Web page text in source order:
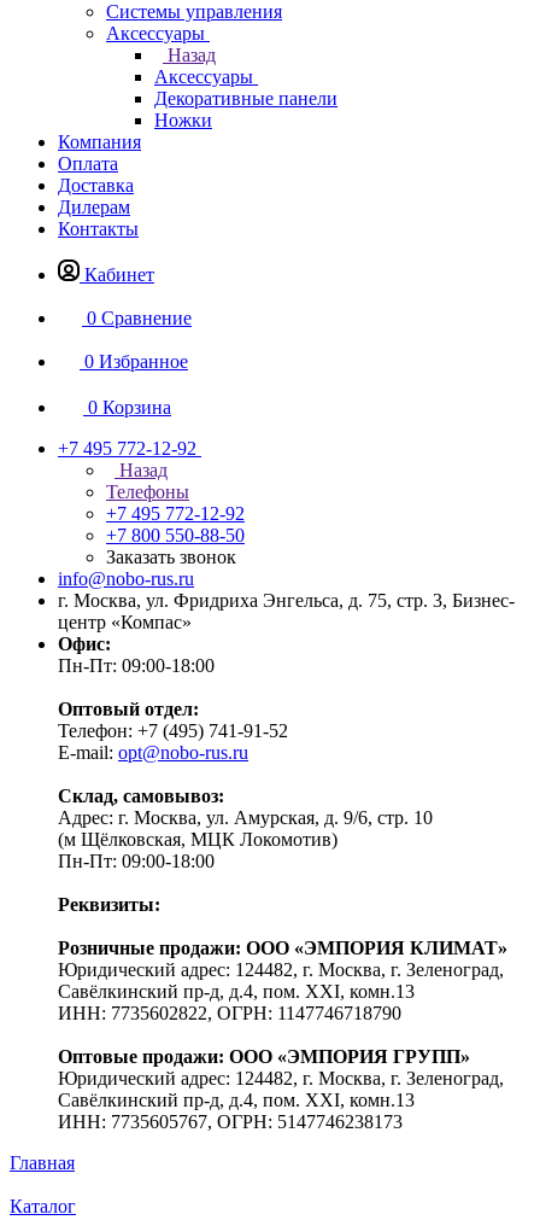
Системы управления
Аксессуары
Назад
Аксессуары
Декоративные панели
Ножки
Компания
Оплата
Доставка
Дилерам
Контакты
Кабинет
0 Сравнение
0 Избранное
0 Корзина
+7 495 772-12-92
Назад
Телефоны
+7 495 772-12-92
+7 800 550-88-50
Заказать звонок
info@nobo-rus.ru
г. Москва, ул. Фридриха Энгельса, д. 75, стр. 3, Бизнес-
центр «Компас»
Офис:
Пн-Пт: 09:00-18:00
Оптовый отдел:
Телефон: +7 (495) 741-91-52
E-mail: opt@nobo-rus.ru
Склад, самовывоз:
Адрес: г. Москва, ул. Амурская, д. 9/6, стр. 10
(м Щёлковская, МЦК Локомотив)
Пн-Пт: 09:00-18:00
Реквизиты:
Розничные продажи: ООО «ЭМПОРИЯ КЛИМАТ»
Юридический адрес: 124482, г. Москва, г. Зеленоград,
Савёлкинский пр-д, д.4, пом. XXI, комн.13
ИНН: 7735602822, ОГРН: 1147746718790
Оптовые продажи: ООО «ЭМПОРИЯ ГРУПП»
Юридический адрес: 124482, г. Москва, г. Зеленоград,
Савёлкинский пр-д, д.4, пом. XXI, комн.13
ИНН: 7735605767, ОГРН: 5147746238173
Главная
Каталог